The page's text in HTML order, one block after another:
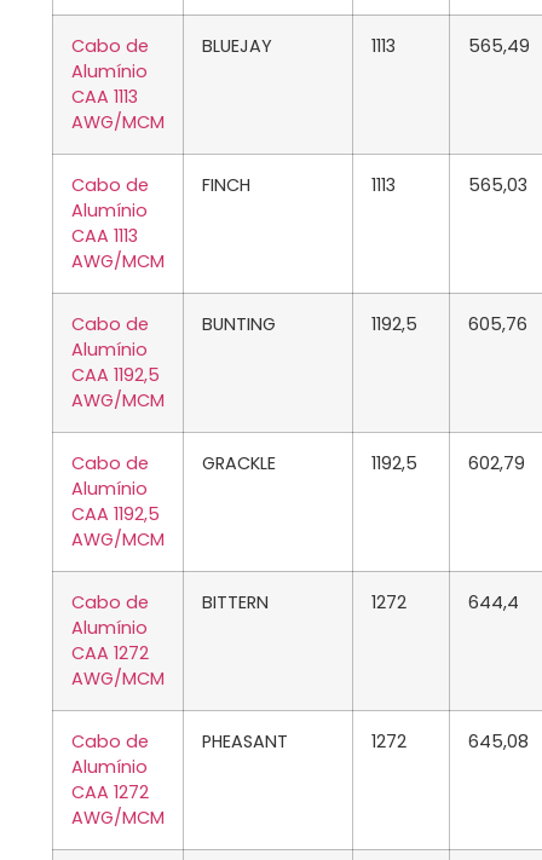
Cabo de
Alumínio
CAA 1113
AWG/MCM
BLUEJAY 1113 565,49
Cabo de
Alumínio
CAA 1113
AWG/MCM
FINCH 1113 565,03
Cabo de
Alumínio
CAA 1192,5
AWG/MCM
BUNTING 1192,5 605,76
Cabo de
Alumínio
CAA 1192,5
AWG/MCM
GRACKLE 1192,5 602,79
Cabo de
Alumínio
CAA 1272
AWG/MCM
BITTERN 1272 644,4
Cabo de
Alumínio
CAA 1272
AWG/MCM
PHEASANT 1272 645,08